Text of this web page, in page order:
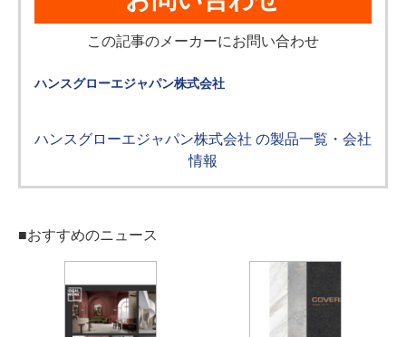
この記事のメーカーにお問い合わせ
ハンスグローエジャパン株式会社
ハンスグローエジャパン株式会社 の製品一覧・会社
情報
■おすすめのニュース